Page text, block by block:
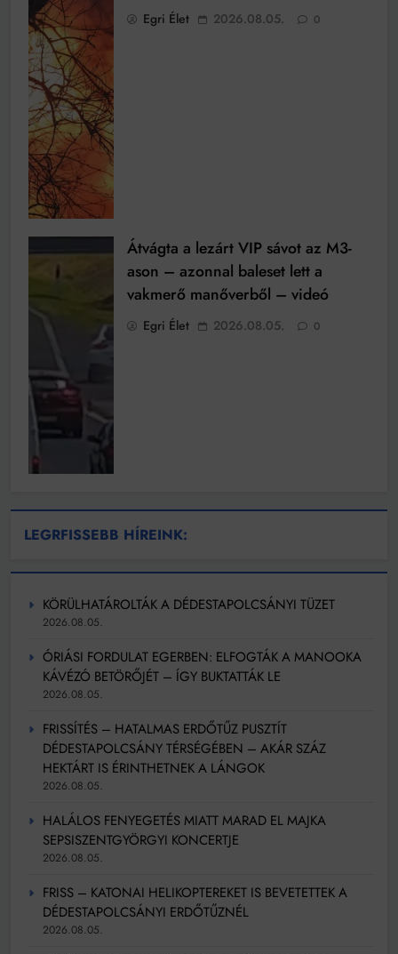
Egri Élet 2026.08.05. 0
Átvágta a lezárt VIP sávot az M3-
ason – azonnal baleset lett a
vakmerő manőverből – videó
Egri Élet 2026.08.05. 0
LEGRFISSEBB HÍREINK:
KÖRÜLHATÁROLTÁK A DÉDESTAPOLCSÁNYI TÜZET
2026.08.05.
ÓRIÁSI FORDULAT EGERBEN: ELFOGTÁK A MANOOKA
KÁVÉZÓ BETÖRŐJÉT – ÍGY BUKTATTÁK LE
2026.08.05.
FRISSÍTÉS – HATALMAS ERDŐTŰZ PUSZTÍT
DÉDESTAPOLCSÁNY TÉRSÉGÉBEN – AKÁR SZÁZ
HEKTÁRT IS ÉRINTHETNEK A LÁNGOK
2026.08.05.
HALÁLOS FENYEGETÉS MIATT MARAD EL MAJKA
SEPSISZENTGYÖRGYI KONCERTJE
2026.08.05.
FRISS – KATONAI HELIKOPTEREKET IS BEVETETTEK A
DÉDESTAPOLCSÁNYI ERDŐTŰZNÉL
2026.08.05.